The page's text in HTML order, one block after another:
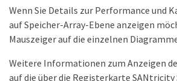
Wenn Sie Details zur Performance und
auf Speicher-Array-Ebene anzeigen
Mauszeiger auf die einzelnen
Weitere Informationen zum Anzeigen
auf die über die Registerkarte SANtricity